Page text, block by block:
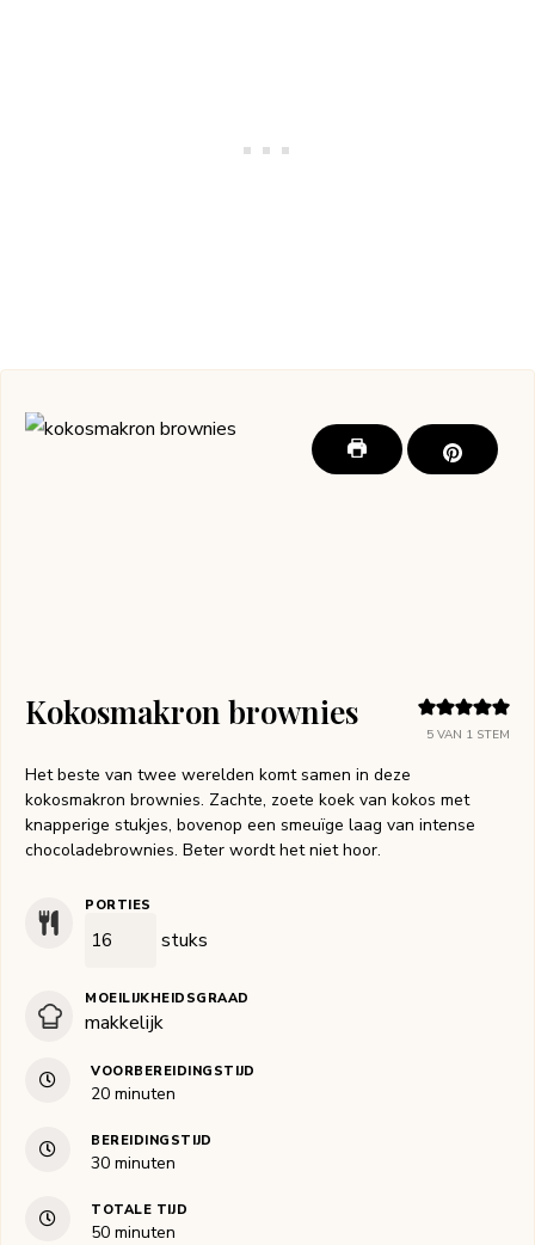
5 VAN 1 STEM
Kokosmakron brownies
Het beste van twee werelden komt samen in deze
kokosmakron brownies. Zachte, zoete koek van kokos met
knapperige stukjes, bovenop een smeuïge laag van intense
chocoladebrownies. Beter wordt het niet hoor.
PORTIES
stuks
MOEILIJKHEIDSGRAAD
makkelijk
VOORBEREIDINGSTIJD
20minuten
minuten
BEREIDINGSTIJD
30minuten
minuten
TOTALE TIJD
50minuten
minuten